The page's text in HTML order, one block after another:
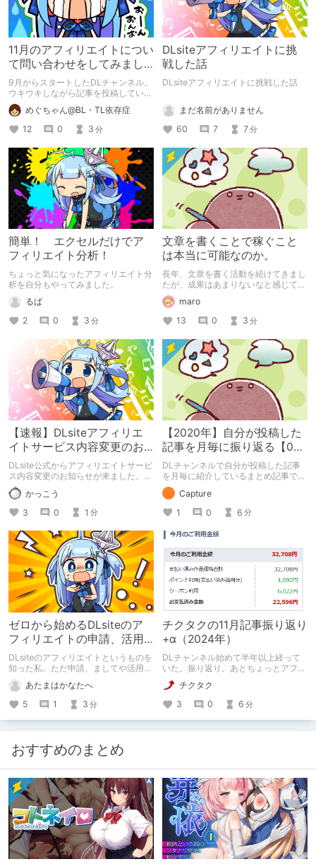
11月のアフィリエイトについ
て問い合わせをしてみまし
た。結果．．．
9月からスタートしたDLチャンネル。
ウキウキしながら記事を投稿していま
した。 とにかくめっちゃ投稿してい
たので、ポイントほくほく。 売り上
げも伸び始めたのに．．．突然、17日
からアフィリエイト発生がストップ！
なぜ？と思い、いろいろ検索してみた
ら．．．。
めぐちゃん@BL・TL依存症
12
0 3 分
DLsiteアフィリエイトに挑
戦した話
DLsiteアフィリエイトに挑戦した話
まだ名前がありません
60
7 7分
簡単！ エクセルだけでア
フィリエイト分析！
ちょっと気になったアフィリエイト分
析を自分もやってみました。
るば
2
0 3 分
文章を書くことで稼ぐこと
は本当に可能なのか。
長年、文章を書く活動を続けてきまし
たが、成果はあまりないなと感じてい
る今日この頃です
maro
13
0 3 分
【速報】DLsiteアフィリエ
イトサービス内容変更のお
知らせ【10月1日から】
DLsite公式からアフィリエイトサービ
ス内容変更のお知らせが来ました。
まだ知らない人もいるかもしれないの
で、記事を作成しました。
かっこう
3
0 1 分
【2020年】自分が投稿した
記事を月毎に振り返る【05
月投稿記事】
DLチャンネルで自分が投稿した記事
を月毎に紹介しているまとめ記事で
す。 2020年5月1日から2020年5月31
日までの投稿記事から選んでいます。
Capture
1
0 6 分
ゼロから始めるDLsiteのア
フィリエイトの申請、活用
方法
DLsiteのアフィリエイトというものを
知った私。ただ申請、ましてや活用方
の記事を頼りにやっていく話です。先
人がまとめてくれているとは思います
が、私は見つけられなかったためまと
めを作成しました。
あたまはかなたへ
5
1 3 分
チクタクの11月記事振り返り
+α（2024年）
DLチャンネル始めて半年以上経って
いた。振り返り。あとちょっとアフィ
リエイトな話をします。
チクタク
3
0 6 分
おすすめのまとめ